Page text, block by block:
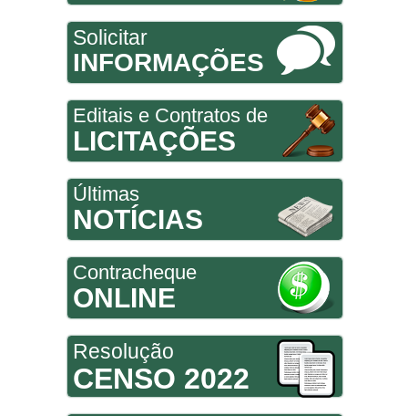
Solicitar
INFORMAÇÕES
Editais e Contratos de
LICITAÇÕES
Últimas
NOTÍCIAS
Contracheque
ONLINE
Resolução
CENSO 2022